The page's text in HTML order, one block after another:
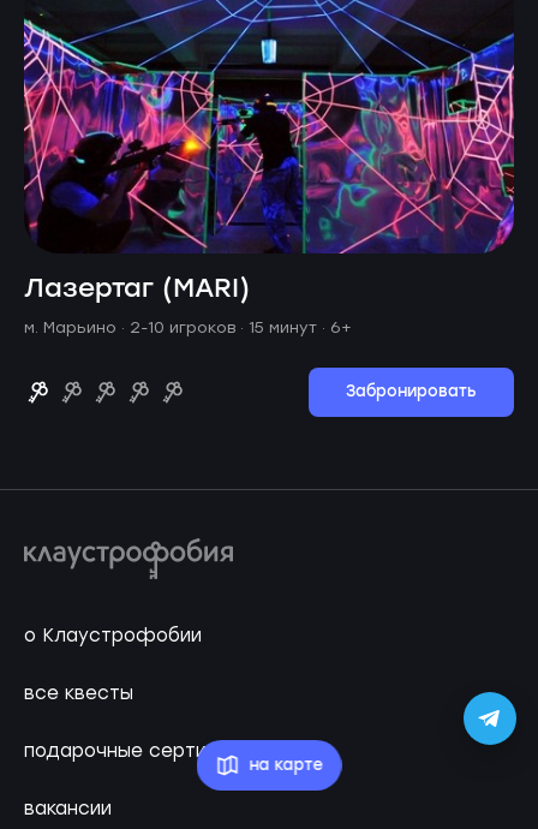
на карте
Лазертаг (MARI)
м. Марьино · 2-10 игроков · 15 минут · 6+
Забронировать
о Клаустрофобии
все квесты
подарочные сертификаты
вакансии